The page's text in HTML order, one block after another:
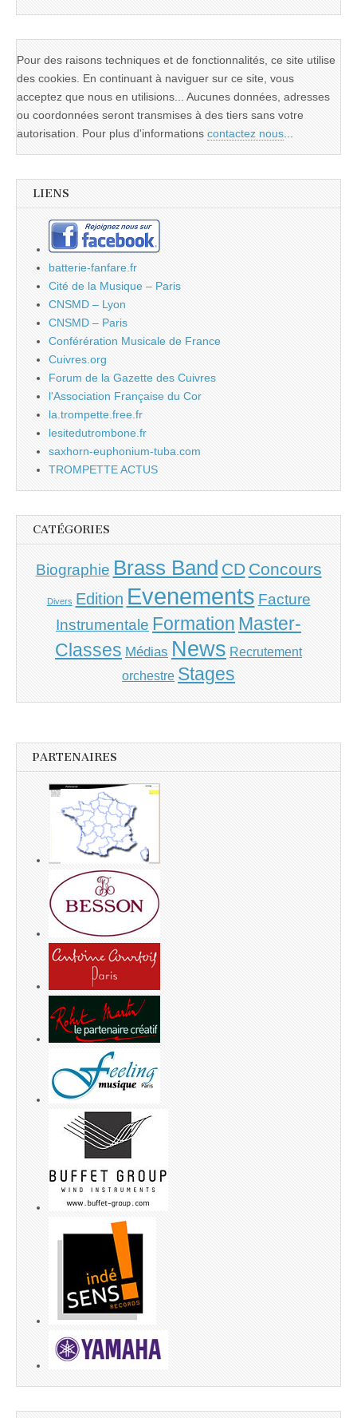
Pour des raisons techniques et de fonctionnalités, ce site utilise
des cookies. En continuant à naviguer sur ce site, vous
acceptez que nous en utilisions... Aucunes données, adresses
ou coordonnées seront transmises à des tiers sans votre
autorisation. Pour plus d'informations contactez nous
LIENS
batterie-fanfare.fr
Cité de la Musique – Paris
CNSMD – Lyon
CNSMD – Paris
Conférération Musicale de France
Cuivres.org
Forum de la Gazette des Cuivres
l'Association Française du Cor
la.trompette.free.fr
lesitedutrombone.fr
saxhorn-euphonium-tuba.com
TROMPETTE ACTUS
CATÉGORIES
Biographie Brass Band CD Concours
Divers Edition Evenements Facture
Instrumentale Formation Master-
Classes Médias News Recrutement
orchestre Stages
PARTENAIRES